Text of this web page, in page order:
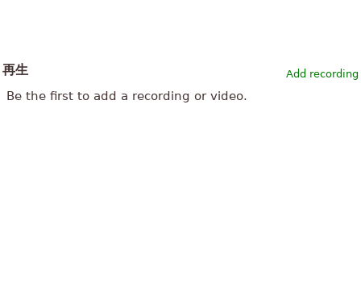
Add recording
再生
Be the first to add a recording or video.